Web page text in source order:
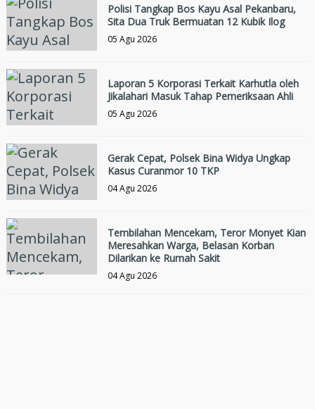
Polisi Tangkap Bos Kayu Asal Pekanbaru,
Sita Dua Truk Bermuatan 12 Kubik Ilog
05 Agu 2026
Laporan 5 Korporasi Terkait Karhutla oleh
Jikalahari Masuk Tahap Pemeriksaan Ahli
05 Agu 2026
Gerak Cepat, Polsek Bina Widya Ungkap
Kasus Curanmor 10 TKP
04 Agu 2026
Tembilahan Mencekam, Teror Monyet Kian
Meresahkan Warga, Belasan Korban
Dilarikan ke Rumah Sakit
04 Agu 2026